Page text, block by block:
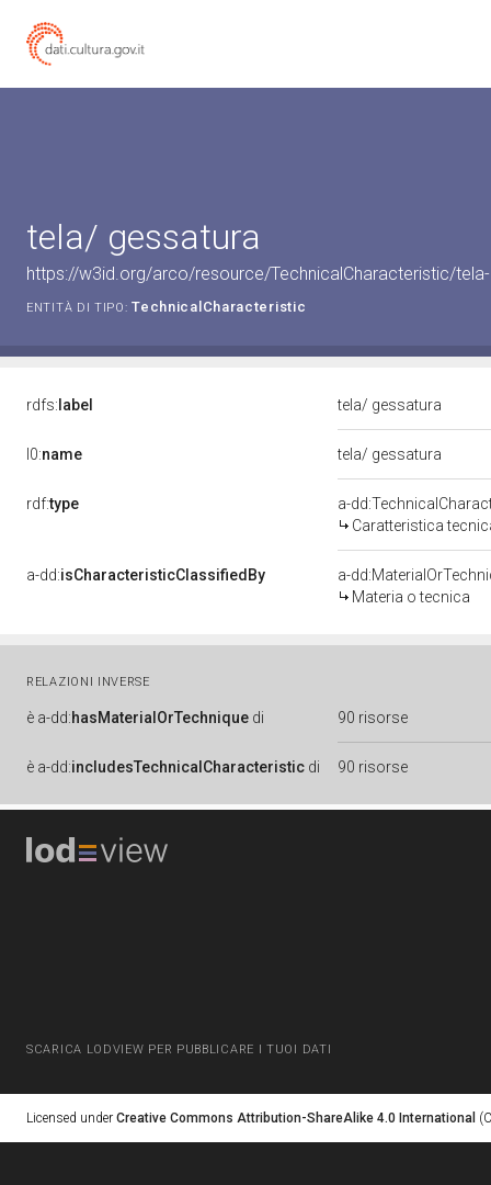
tela/ gessatura
https://w3id.org/arco/resource/TechnicalCharacteristic/
ENTITÀ DI TIPO: TechnicalCharacteristic
rdfs: label tela/ gessatura
l0:name tela/ gessatura
rdf:type
a-
Caratteristica
a-dd:isCharacteristicClassifiedBy
a-
Materia o tecnica
RELAZIONI INVERSE
è a-dd:hasMaterialOrTechnique di 90 risorse
è a-dd:includesTechnicalCharacteristic di 90 risorse
SCARICA LODVIEW PER PUBBLICARE I TUOI DATI
Licensed under Creative Commons Attribution-ShareAlike 4.0 International